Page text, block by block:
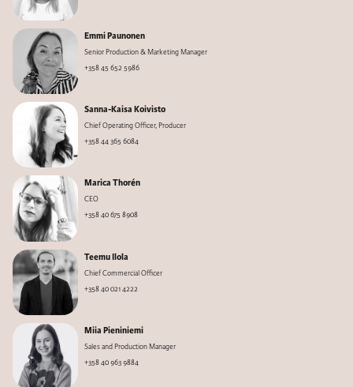
Emmi Paunonen
Senior Production & Marketing Manager
+358 45 652 5986
Sanna-Kaisa Koivisto
Chief Operating Officer, Producer
+358 44 365 6084
Marica Thorén
CEO
+358 40 675 8908
Teemu Ilola
Chief Commercial Officer
+358 40 021 4222
Miia Pieniniemi
Sales and Production Manager
+358 40 963 9884